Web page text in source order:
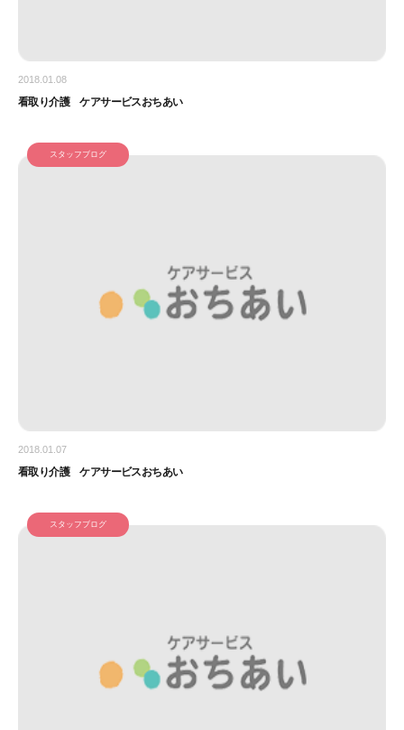
2018.01.08
看取り介護 ケアサービスおちあい
スタッフブログ
2018.01.07
看取り介護 ケアサービスおちあい
スタッフブログ